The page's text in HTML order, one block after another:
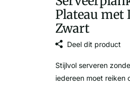
Plateau
Zwart
Deel dit product
Stijlvol serveren
iedereen moet reiken